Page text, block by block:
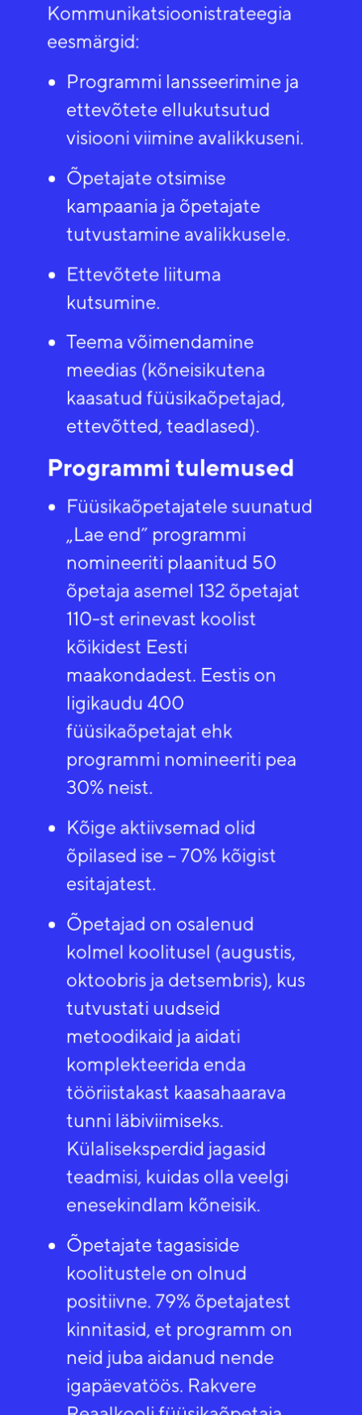
Kommunikatsioonistrateegia
eesmärgid:​
Programmi lansseerimine ja
ettevõtete ellukutsutud
visiooni viimine avalikkuseni​.
Õpetajate otsimise
kampaania ja õpetajate
tutvustamine avalikkusele​.
Ettevõtete liituma
kutsumine​.
Teema võimendamine
meedias (kõneisikutena
kaasatud füüsikaõpetajad,
ettevõtted, teadlased)​.
Programmi tulemused​
Füüsikaõpetajatele suunatud
„Lae end” programmi
nomineeriti plaanitud 50
õpetaja asemel 132 õpetajat
110-st erinevast koolist
kõikidest Eesti
maakondadest. Eestis on
ligikaudu 400
füüsikaõpetajat ehk
programmi nomineeriti pea
30% neist. ​
Kõige aktiivsemad olid
õpilased ise – 70% kõigist
esitajatest.​
Õpetajad on osalenud
kolmel koolitusel (augustis,
oktoobris ja detsembris), kus
tutvustati uudseid
metoodikaid ja aidati
komplekteerida enda
tööriistakast kaasahaarava
tunni läbiviimiseks.
Külaliseksperdid jagasid
teadmisi, kuidas olla veelgi
enesekindlam kõneisik.​
Õpetajate tagasiside
koolitustele on olnud
positiivne. 79% õpetajatest
kinnitasid, et programm on
neid juba aidanud nende
igapäevatöös. Rakvere